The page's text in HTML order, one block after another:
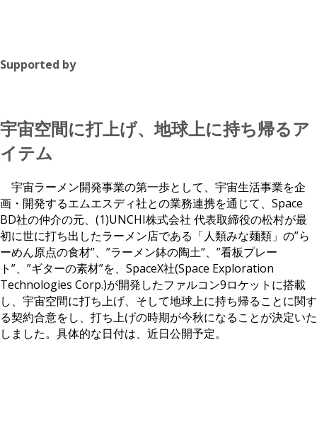
Supported by
宇宙空間に打上げ、地球上に持ち帰るア
イテム
宇宙ラーメン開発事業の第一歩として、宇宙生活事業を企
画・開発するエムエスディ社との業務連携を通じて、Space
BD社の仲介の元、(1)UNCHI株式会社 代表取締役の松村が最
初に世に打ち出したラーメン店である「人類みな麺類」の”ら
ーめん原点の食材”、”ラーメン鉢の陶土”、”看板プレー
ト”、”ギターの素材”を、SpaceX社(Space Exploration
Technologies Corp.)が開発したファルコン9ロケットに搭載
し、宇宙空間に打ち上げ、そして地球上に持ち帰ることに関す
る契約合意をし、打ち上げの時期が今秋になることが決定いた
しました。具体的な日付は、近日公開予定。